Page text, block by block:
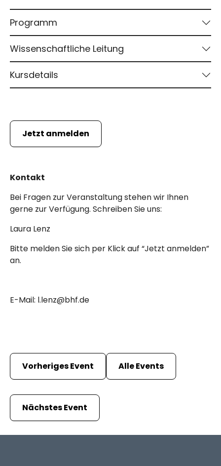
Programm
Wissenschaftliche Leitung
Kursdetails
Jetzt anmelden
Kontakt
Bei Fragen zur Veranstaltung stehen wir Ihnen
gerne zur Verfügung. Schreiben Sie uns:
Laura Lenz
Bitte melden Sie sich per Klick auf “Jetzt anmelden”
an.
E-Mail: l.lenz@bhf.de
Vorheriges Event Alle Events
Nächstes Event